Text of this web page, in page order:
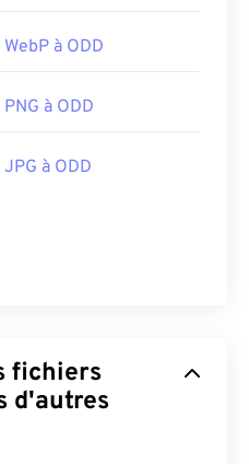
WebP à ODD
PNG à ODD
JPG à ODD
fichiers
d'autres